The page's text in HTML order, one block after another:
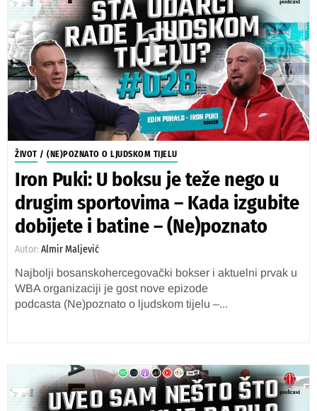
ŽIVOT / (NE)POZNATO O LJUDSKOM TIJELU
Iron Puki: U boksu je teže nego u
drugim sportovima – Kada izgubite
dobijete i batine – (Ne)poznato
Autor: Almir Maljević
Najbolji bosanskohercegovački bokser i aktuelni prvak u
WBA organizaciji je gost nove epizode
podcasta (Ne)poznato o ljudskom tijelu –...